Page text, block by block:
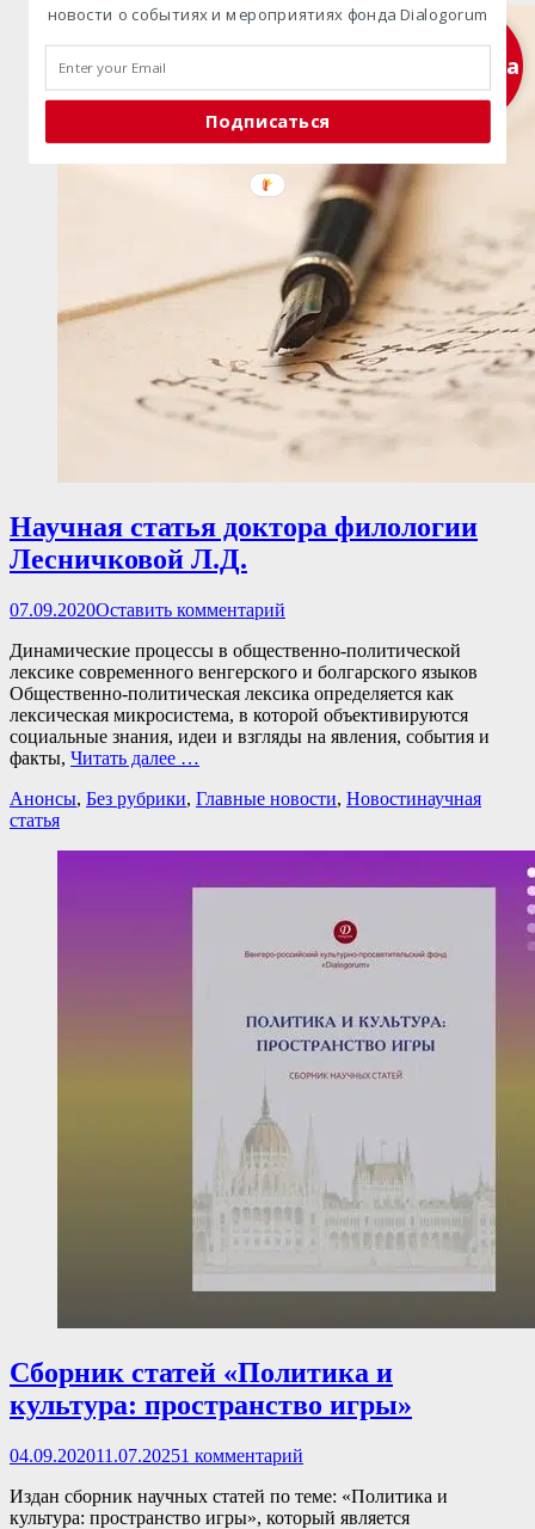
Научная статья дoктopа филoлoгии
Лесничковой Л.Д.
Опубликовано
07.09.2020Оставить комментарий
Динамические процессы в общественно-политической
лексике современного венгерского и болгарского языков
Общественно-политическая лексика определяется как
лексическая микросистема, в которой объективируются
социальные знания, идеи и взгляды на явления, события и
факты, Читать далее …
Категории
Анонсы, Без рубрики, Главные новости, НовостиТеги
научная
статья
Сборник статей «Политика и
культура: пространство игры»
Опубликовано
04.09.202011.07.20251 комментарий
Издан сборник научных статей по теме: «Политика и
культура: пространство игры», который является
Подписка
новости о событиях и мероприятиях фонда Dialogorum
Подписаться